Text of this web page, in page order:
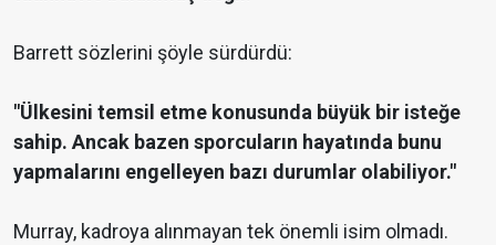
Barrett sözlerini şöyle sürdürdü:
"Ülkesini temsil etme konusunda büyük bir isteğe
sahip. Ancak bazen sporcuların hayatında bunu
yapmalarını engelleyen bazı durumlar olabiliyor."
Murray, kadroya alınmayan tek önemli isim olmadı.